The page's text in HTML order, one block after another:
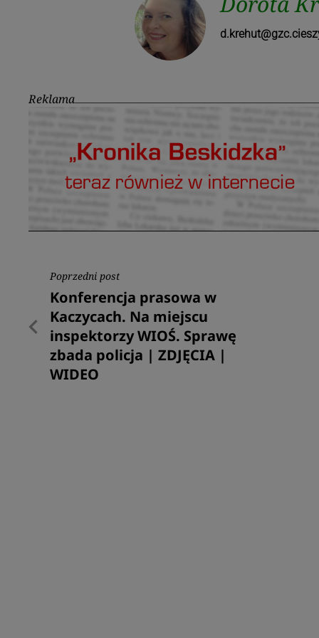
Reklama
Nawigacja
wpisu
Poprzedni post
Poprzedni
post
Konferencja prasowa w
Kaczycach. Na miejscu
inspektorzy WIOŚ. Sprawę
zbada policja | ZDJĘCIA |
WIDEO